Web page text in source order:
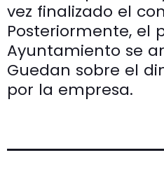
vez finalizado el
Posteriormente, el
Ayuntamiento se
Guedan sobre el
por la empresa.